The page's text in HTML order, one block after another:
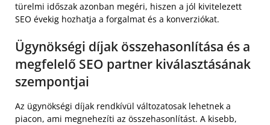
türelmi időszak azonban megéri, hiszen a jól kivitelezett
SEO évekig hozhatja a forgalmat és a konverziókat.
Ügynökségi díjak összehasonlítása és a
megfelelő SEO partner kiválasztásának
szempontjai
Az ügynökségi díjak rendkívül változatosak lehetnek a
piacon, ami megnehezíti az összehasonlítást. A kisebb,